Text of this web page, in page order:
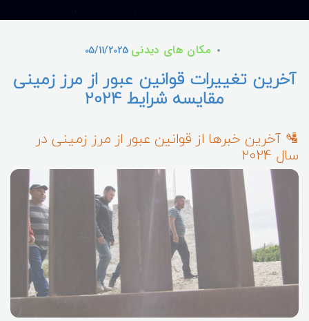
مکان های دیدنی
آخرین تغییرات قوانین عبور از مرز زمینی
مقایسه شرایط 2024
🛂 آخرین خبرها از قوانین عبور از مرز زمینی در
سال 2024